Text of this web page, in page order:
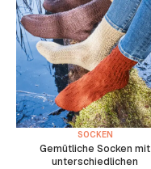
SOCKEN
Gemütliche Socken mit
unterschiedlichen